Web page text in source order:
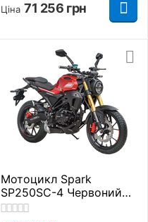
Ціна 71 256 грн
Мотоцикл Spark
SP250SC-4 Червоний
Дорожній